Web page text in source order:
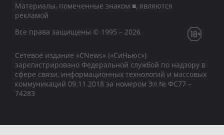
Материалы, помеченные знаком ■, являются
рекламой
Все права защищены © 1995 – 2026
Сетевое издание «CNews» («СиНьюс»)
зарегистрировано Федеральной службой по надзору в
сфере связи, информационных технологий и массовых
коммуникаций 09.11.2018 за номером Эл № ФС77 –
74283